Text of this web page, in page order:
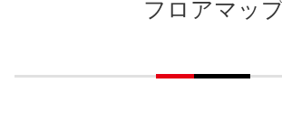
フロアマップ